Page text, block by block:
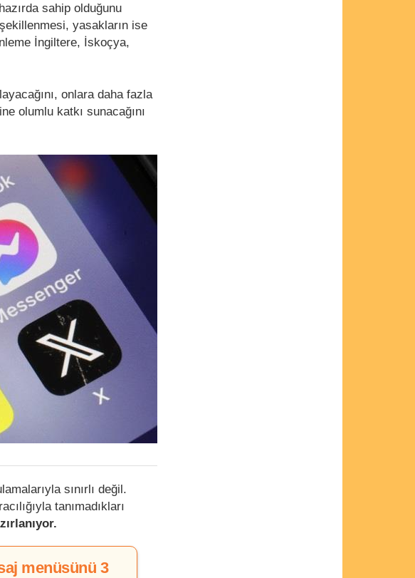
sahip olduğunu
yasakların ise
İngiltere, İskoçya,
onlara daha fazla
olumlu katkı sunacağını
sınırlı değil.
tanımadıkları
menüsünü 3